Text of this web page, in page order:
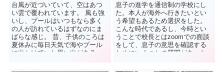
台風が近づいていて、空はあつ
い雲で覆われています。 風も強
いし、プールはいつもなら多く
の人が訪れているはずなのにま
ばらな感じ。 昔、子供のころは
夏休みに毎日天気で海やプール
に出かけていた思い出がある
息子の進学を通信制の学校にし
た。本人が海外へ行きたいとい
う希望もあるため選択をした。
こんな時代であるし、今時とい
うことで校長とはzoomでの面談
をして、息子の意思を確認する
ためにいくつかの質問があった